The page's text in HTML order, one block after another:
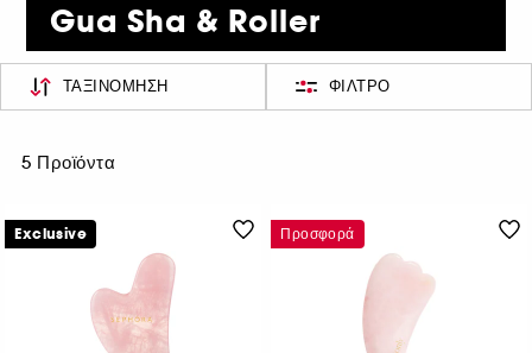
Gua Sha & Roller
ΤΑΞΙΝΌΜΗΣΗ ΦΊΛΤΡΟ
5 Προϊόντα
Exclusive Προσφορά